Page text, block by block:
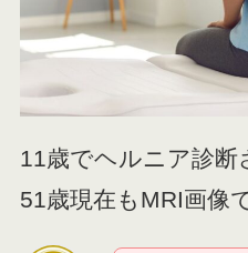
11歳でヘルニア診断
51歳現在もMRI画像